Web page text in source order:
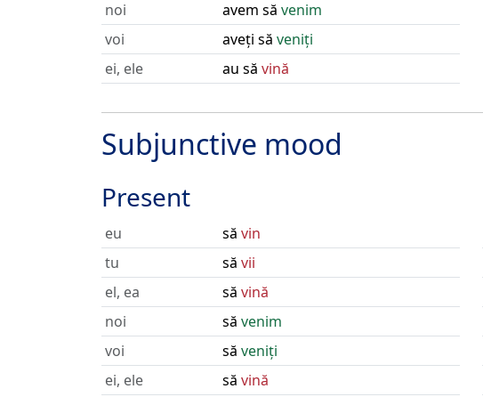
noi
avem să venim
voi
aveți să veniți
ei, ele
au să vină
Subjunctive mood
Present
eu să vin
tu
să vii
el, ea
să vină
noi
să venim
voi
să veniți
ei, ele
să vină